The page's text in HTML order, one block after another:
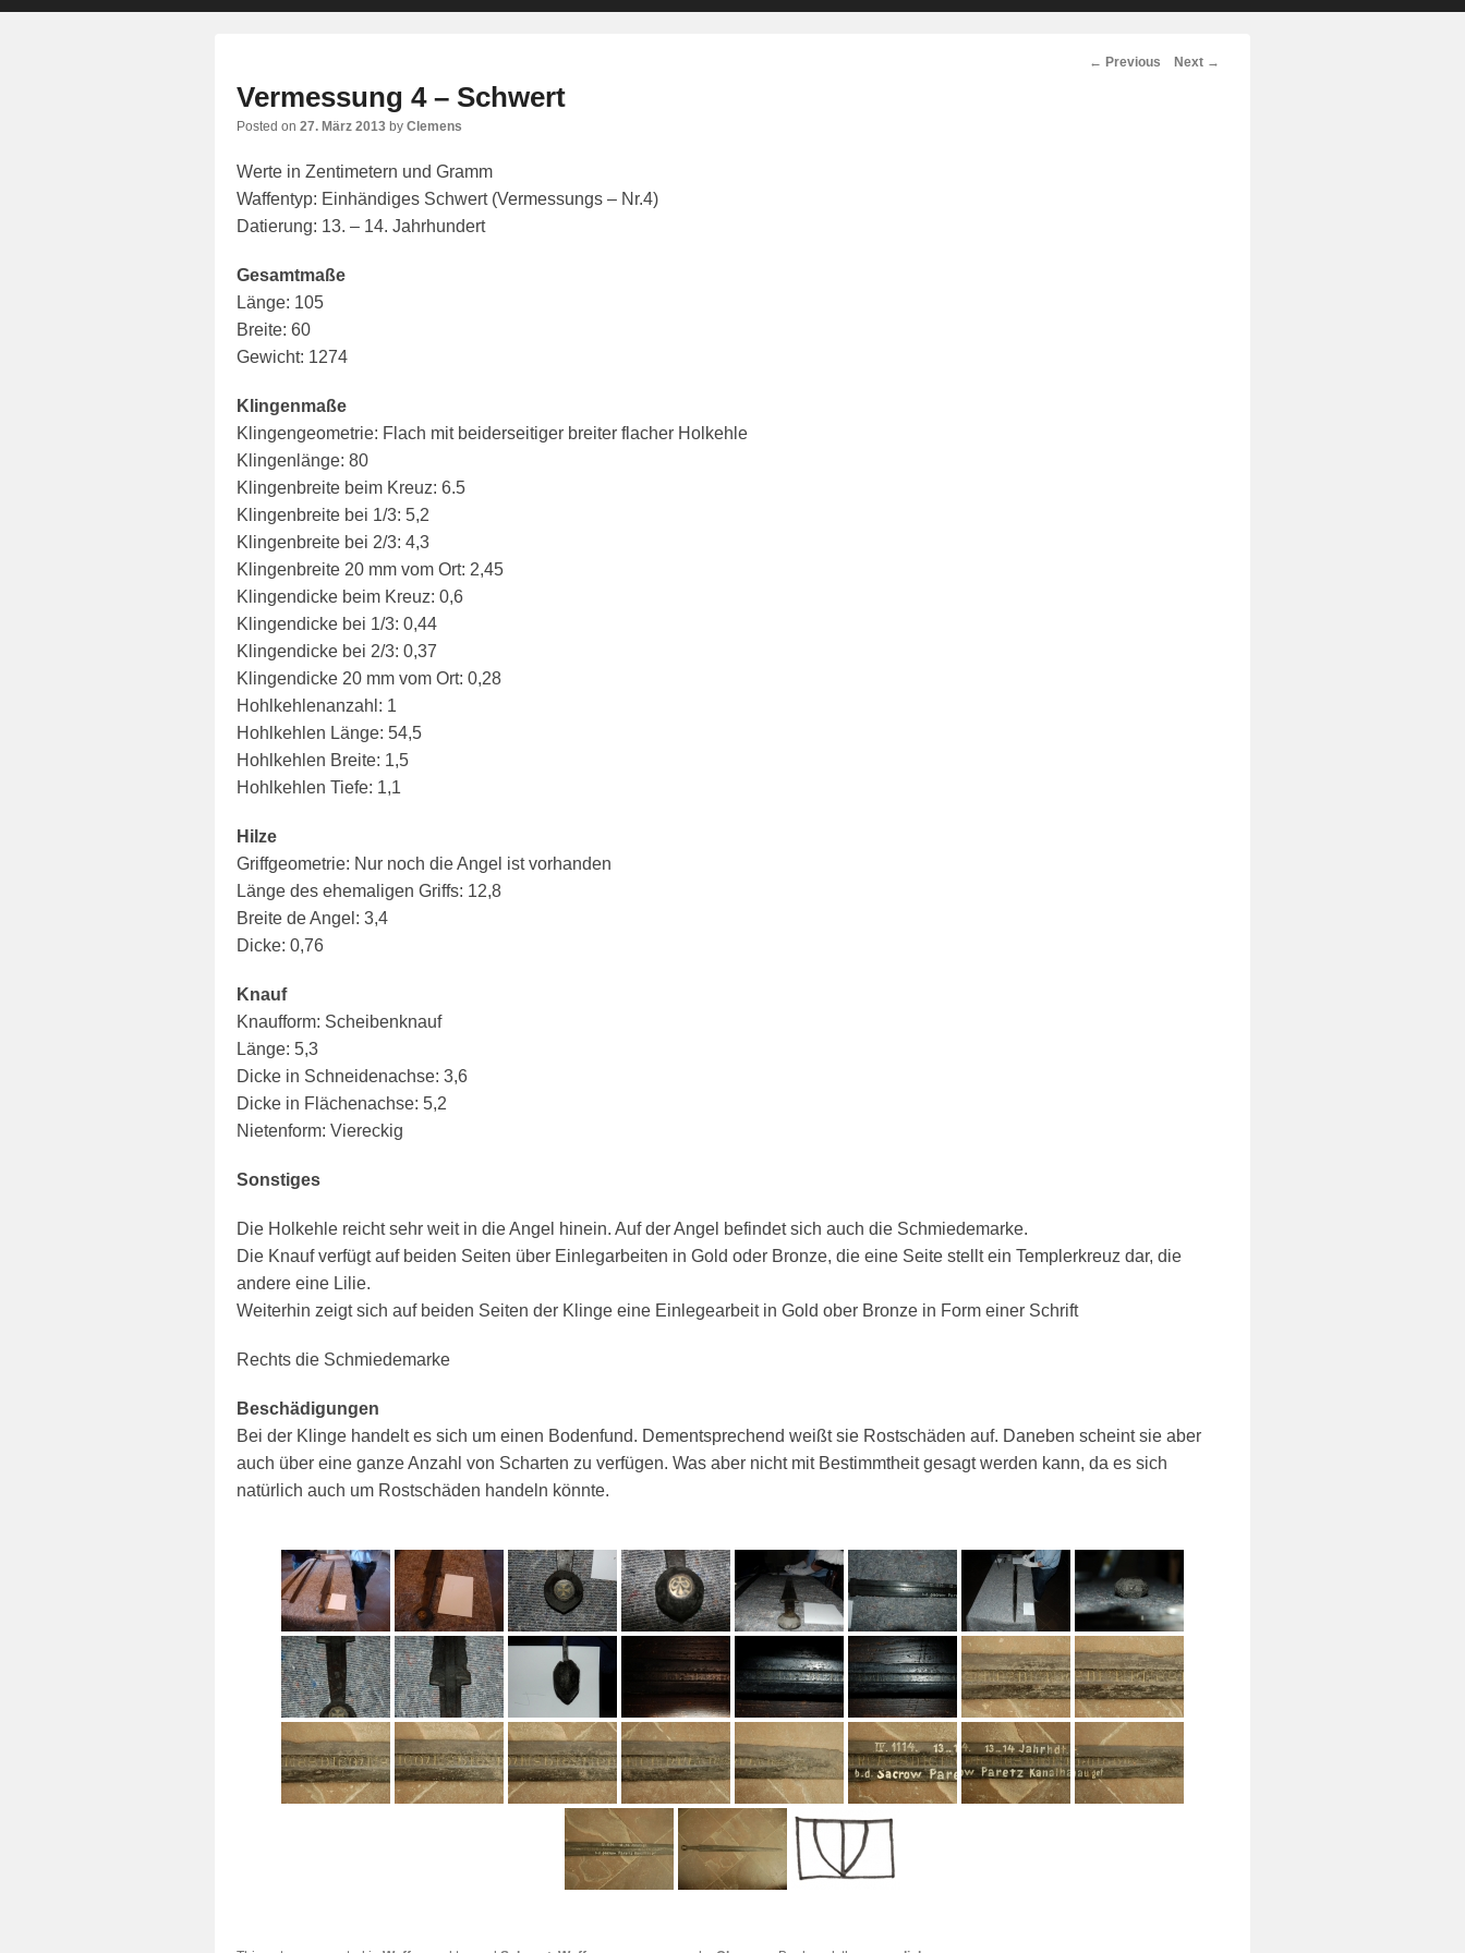
Post
← Previous Next →
Vermessung 4 – Schwert
Posted on 27. März 2013 by Clemens
Werte in Zentimetern und Gramm
Waffentyp: Einhändiges Schwert (Vermessungs – Nr.4)
Datierung: 13. – 14. Jahrhundert
Gesamtmaße
Länge: 105
Breite: 60
Gewicht: 1274
Klingenmaße
Klingengeometrie: Flach mit beiderseitiger breiter flacher Holkehle
Klingenlänge: 80
Klingenbreite beim Kreuz: 6.5
Klingenbreite bei 1/3: 5,2
Klingenbreite bei 2/3: 4,3
Klingenbreite 20 mm vom Ort: 2,45
Klingendicke beim Kreuz: 0,6
Klingendicke bei 1/3: 0,44
Klingendicke bei 2/3: 0,37
Klingendicke 20 mm vom Ort: 0,28
Hohlkehlenanzahl: 1
Hohlkehlen Länge: 54,5
Hohlkehlen Breite: 1,5
Hohlkehlen Tiefe: 1,1
Hilze
Griffgeometrie: Nur noch die Angel ist vorhanden
Länge des ehemaligen Griffs: 12,8
Breite de Angel: 3,4
Dicke: 0,76
Knauf
Knaufform: Scheibenknauf
Länge: 5,3
Dicke in Schneidenachse: 3,6
Dicke in Flächenachse: 5,2
Nietenform: Viereckig
Sonstiges
Die Holkehle reicht sehr weit in die Angel hinein. Auf der Angel befindet sich auch die Schmiedemarke.
Die Knauf verfügt auf beiden Seiten über Einlegarbeiten in Gold oder Bronze, die eine Seite stellt ein Templerkreuz dar, die
andere eine Lilie.
Weiterhin zeigt sich auf beiden Seiten der Klinge eine Einlegearbeit in Gold ober Bronze in Form einer Schrift
Rechts die Schmiedemarke
Beschädigungen
Bei der Klinge handelt es sich um einen Bodenfund. Dementsprechend weißt sie Rostschäden auf. Daneben scheint sie aber
auch über eine ganze Anzahl von Scharten zu verfügen. Was aber nicht mit Bestimmtheit gesagt werden kann, da es sich
natürlich auch um Rostschäden handeln könnte.